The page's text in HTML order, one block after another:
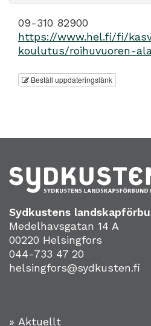
09-310 82900
https://www.hel.fi/fi/
koulutus/roihuvuoren-
Beställ uppdateringslänk
Sydkustens
Medelhavsgatan 14 A
00220 Helsingfors
044-733 47 20
helsingfors@sydkusten.fi
» Aktuellt